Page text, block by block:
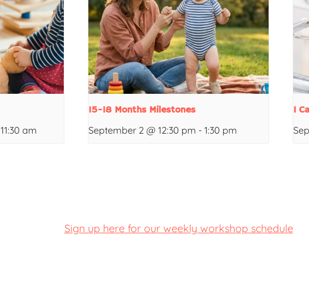
11:30 am
15-18 Months Milestones
September 2 @ 12:30 pm - 1:30 pm
I
Sign up here for our weekly workshop schedule